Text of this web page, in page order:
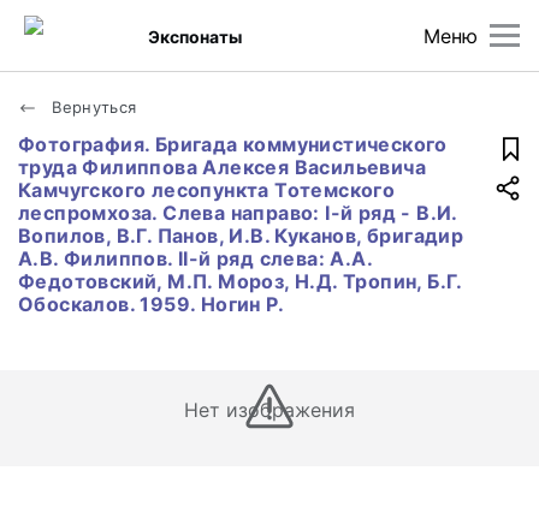
Меню
Экспонаты
Вернуться
Фотография. Бригада коммунистического
труда Филиппова Алексея Васильевича
Камчугского лесопункта Тотемского
леспромхоза. Слева направо: I-й ряд - В.И.
Вопилов, В.Г. Панов, И.В. Куканов, бригадир
А.В. Филиппов. II-й ряд слева: А.А.
Федотовский, М.П. Мороз, Н.Д. Тропин, Б.Г.
Обоскалов. 1959. Ногин Р.
Нет изображения